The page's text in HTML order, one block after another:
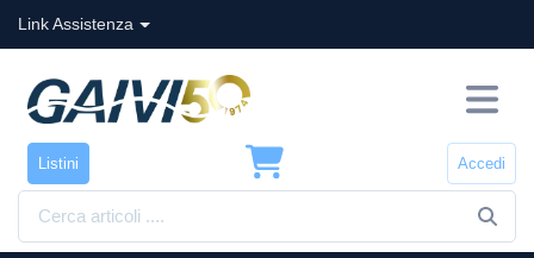
Link Assistenza
Listini Accedi